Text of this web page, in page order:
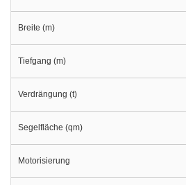
Breite (m)
Tiefgang (m)
Verdrängung (t)
Segelfläche (qm)
Motorisierung